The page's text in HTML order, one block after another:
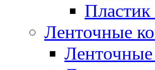
Ленточные